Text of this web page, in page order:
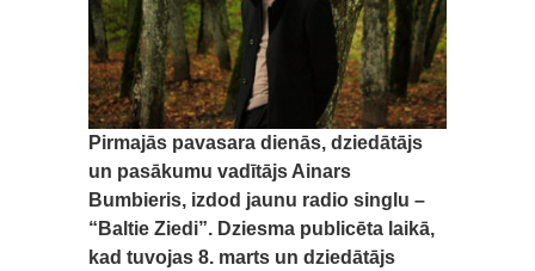
Pirmajās pavasara dienās, dziedātājs
un pasākumu vadītājs Ainars
Bumbieris, izdod jaunu radio singlu –
“Baltie Ziedi”. Dziesma publicēta laikā,
kad tuvojas 8. marts un dziedātājs